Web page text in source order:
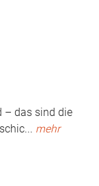
– das sind die
... mehr